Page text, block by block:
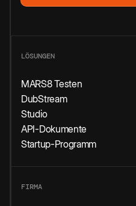
LÖSUNGEN
MARS8 Testen
DubStream
Studio
API-Dokumente
Startup-Programm
FIRMA